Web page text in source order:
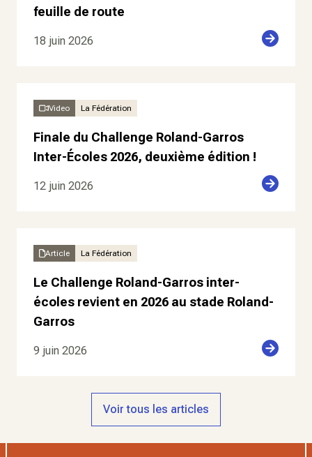
feuille de route
18 juin 2026
Video La Fédération
Finale du Challenge Roland-Garros
Inter-Écoles 2026, deuxième édition !
12 juin 2026
Article La Fédération
Le Challenge Roland-Garros inter-
écoles revient en 2026 au stade Roland-
Garros
9 juin 2026
Voir tous les articles